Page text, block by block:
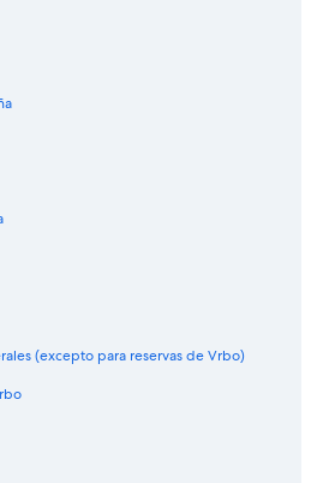
(excepto para reservas de Vrbo)